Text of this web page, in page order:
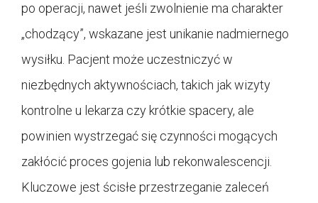
po operacji, nawet jeśli zwolnienie ma charakter
„chodzący”, wskazane jest unikanie nadmiernego
wysiłku. Pacjent może uczestniczyć w
niezbędnych aktywnościach, takich jak wizyty
kontrolne u lekarza czy krótkie spacery, ale
powinien wystrzegać się czynności mogących
zakłócić proces gojenia lub rekonwalescencji.
Kluczowe jest ścisłe przestrzeganie zaleceń